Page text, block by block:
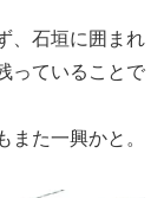
、石垣に囲まれ
っていることで
た一興かと。